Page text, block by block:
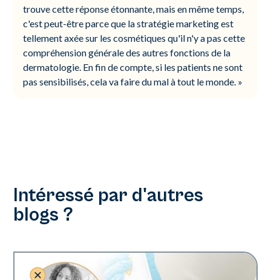
trouve cette réponse étonnante, mais en même temps,
c'est peut-être parce que la stratégie marketing est
tellement axée sur les cosmétiques qu'il n'y a pas cette
compréhension générale des autres fonctions de la
dermatologie. En fin de compte, si les patients ne sont
pas sensibilisés, cela va faire du mal à tout le monde. »
Intéressé par d'autres
blogs ?